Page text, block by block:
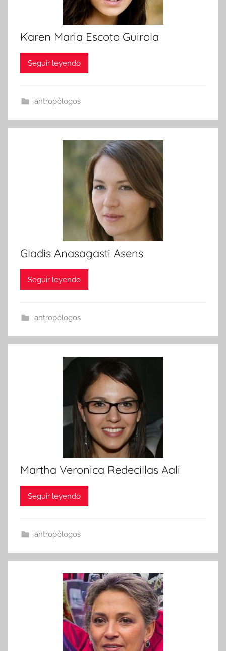
Karen Maria Escoto Guirola
Seguir leyendo
antropólogos
Gladis Anasagasti Asens
Seguir leyendo
antropólogos
Martha Veronica Redecillas Aali
Seguir leyendo
antropólogos